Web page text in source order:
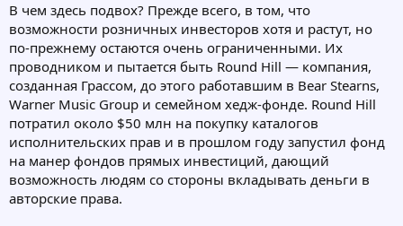
В чем здесь подвох? Прежде всего, в том, что
возможности розничных инвесторов хотя и растут, но
по-прежнему остаются очень ограниченными. Их
проводником и пытается быть Round Hill — компания,
созданная Грассом, до этого работавшим в Bear Stearns,
Warner Music Group и семейном хедж-фонде. Round Hill
потратил около $50 млн на покупку каталогов
исполнительских прав и в прошлом году запустил фонд
на манер фондов прямых инвестиций, дающий
возможность людям со стороны вкладывать деньги в
авторские права.